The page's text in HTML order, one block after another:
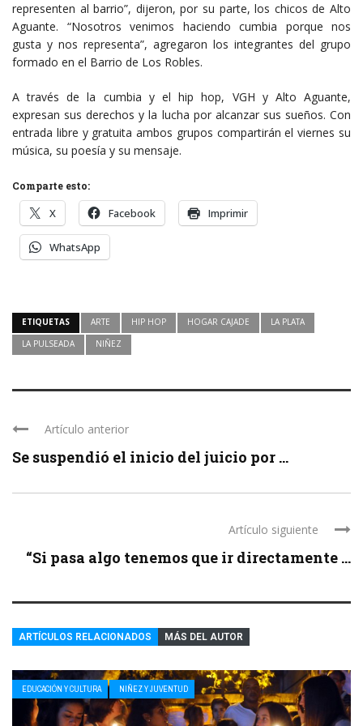
representen al barrio”, dijeron, por su parte, los chicos de Alto
Aguante. “Nosotros venimos haciendo cumbia porque nos
gusta y nos representa”, agregaron los integrantes del grupo
formado en el Barrio de Los Robles.
A través de la cumbia y el hip hop, VGH y Alto Aguante,
expresan sus derechos y la lucha por alcanzar sus sueños. Con
entrada libre y gratuita ambos grupos compartirán el viernes su
música, su poesía y su mensaje.
Comparte esto:
X Facebook Imprimir
WhatsApp
ETIQUETAS ARTE HIP HOP HOGAR CAJADE
LA PLATA
LA PULSEADA
NIÑEZ
Artículo anterior
Se suspendió el inicio del juicio por ...
Artículo siguiente
“Si pasa algo tenemos que ir directamente ...
ARTÍCULOS RELACIONADOS MÁS DEL AUTOR
EDUCACIÓN Y CULTURA NIÑEZ Y JUVENTUD